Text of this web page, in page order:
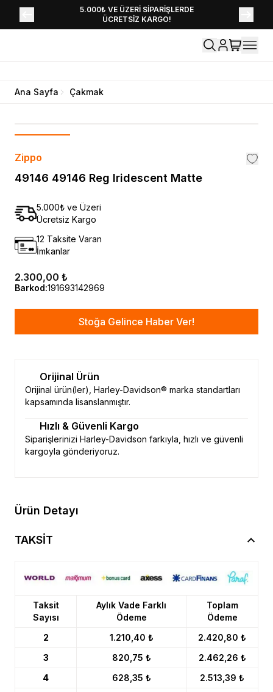
5.000₺ VE ÜZERİ SİPARİŞLERDE
ÜCRETSİZ KARGO!
YENİ SEZON KOLEKSİYONU EKLENDİ,
HEMEN KEŞFET!
Ana Sayfa Çakmak
Zippo
49146 49146 Reg Iridescent Matte
5.000₺ ve Üzeri
Ücretsiz Kargo
12 Taksite Varan
İmkanlar
2.300,00 ₺
Barkod:191693142969
Stoğa Gelince Haber Ver!
Orijinal Ürün
Orijinal ürün(ler), Harley-Davidson® marka standartları
kapsamında lisanslanmıştır.
Hızlı & Güvenli Kargo
Siparişlerinizi Harley-Davidson farkıyla, hızlı ve güvenli
kargoyla gönderiyoruz.
Ürün Detayı
TAKSİT
Taksit
Sayısı
Aylık Vade Farklı
Ödeme
Toplam
Ödeme
2
1.210,40 ₺
2.420,80 ₺
3
820,75 ₺
2.462,26 ₺
4
628,35 ₺
2.513,39 ₺